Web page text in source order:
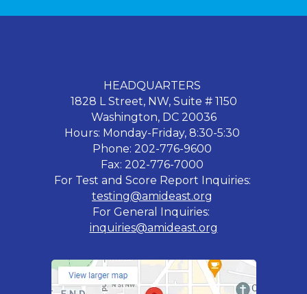
HEADQUARTERS
1828 L Street, NW, Suite # 1150
Washington, DC 20036
Hours: Monday-Friday, 8:30-5:30
Phone: 202-776-9600
Fax: 202-776-7000
For Test and Score Report Inquiries:
testing@amideast.org
For General Inquiries:
inquiries@amideast.org